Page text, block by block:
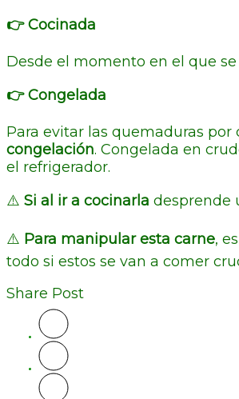
👉 Cocinada
Desde el momento en el que
👉 Congelada
Para evitar las quemaduras
congelación. Congelada en
el refrigerador.
⚠️ Si al ir a cocinarla desprende
⚠️ Para manipular esta carne,
todo si estos se van a comer
Share Post